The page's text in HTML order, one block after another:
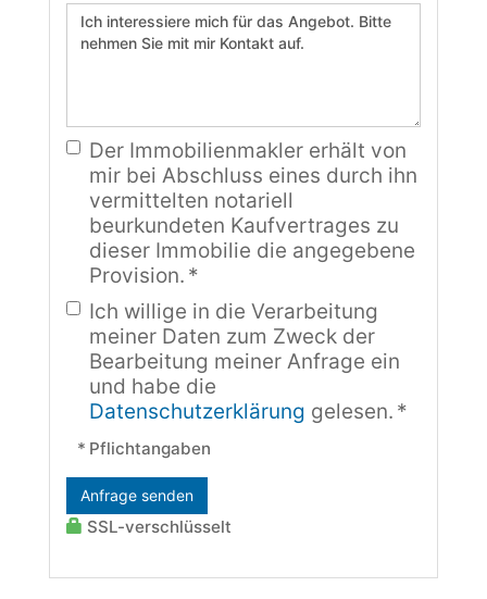
Der Immobilienmakler erhält von
mir bei Abschluss eines durch ihn
vermittelten notariell
beurkundeten Kaufvertrages zu
dieser Immobilie die angegebene
Provision. *
Ich willige in die Verarbeitung
meiner Daten zum Zweck der
Bearbeitung meiner Anfrage ein
und habe die
Datenschutzerklärung gelesen. *
* Pflichtangaben
Anfrage senden
SSL-verschlüsselt